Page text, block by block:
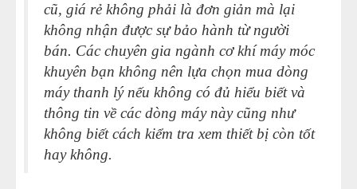
cũ, giá rẻ không phải là đơn giản mà lại
không nhận được sự bảo hành từ người
bán. Các chuyên gia ngành cơ khí máy móc
khuyên bạn không nên lựa chọn mua dòng
máy thanh lý nếu không có đủ hiểu biết và
thông tin về các dòng máy này cũng như
không biết cách kiểm tra xem thiết bị còn tốt
hay không.